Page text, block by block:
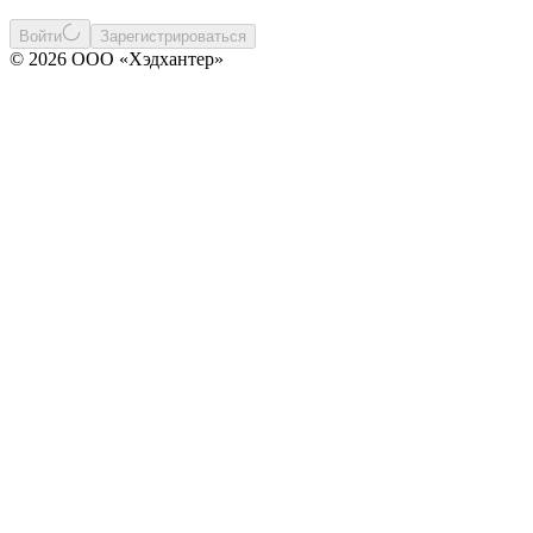
Войти Зарегистрироваться
© 2026 ООО «Хэдхантер»